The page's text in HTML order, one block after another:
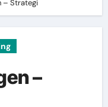
– Strategi
–